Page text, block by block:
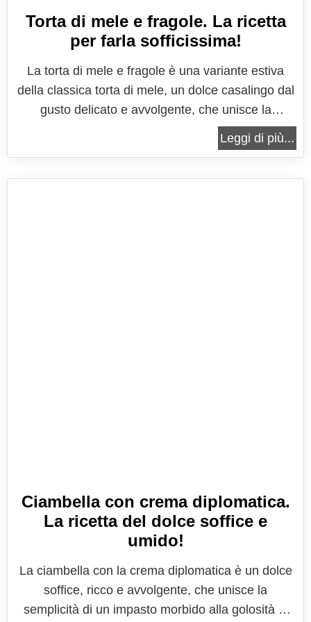
Torta di mele e fragole. La ricetta
per farla sofficissima!
La torta di mele e fragole è una variante estiva
della classica torta di mele, un dolce casalingo dal
gusto delicato e avvolgente, che unisce la
tradizione più classica della torta di mele con una
nota fresca e profumata data dalle fragole, frutto
Leggi di più...
Ciambella con crema diplomatica.
La ricetta del dolce soffice e
umido!
La ciambella con la crema diplomatica è un dolce
soffice, ricco e avvolgente, che unisce la
semplicità di un impasto morbido alla golosità di